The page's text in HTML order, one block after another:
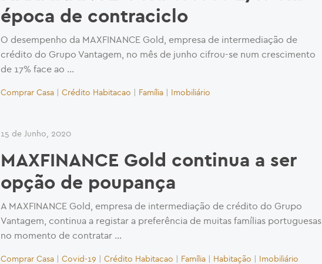
época de contraciclo
O desempenho da MAXFINANCE Gold, empresa de intermediação de
crédito do Grupo Vantagem, no mês de junho cifrou-se num crescimento
de 17% face ao …
Comprar Casa Crédito Habitacao Família Imobiliário
15 de Junho, 2020
MAXFINANCE Gold continua a ser
opção de poupança
A MAXFINANCE Gold, empresa de intermediação de crédito do Grupo
Vantagem, continua a registar a preferência de muitas famílias portuguesas
no momento de contratar …
Comprar Casa Covid-19 Crédito Habitacao Família Habitação Imobiliário